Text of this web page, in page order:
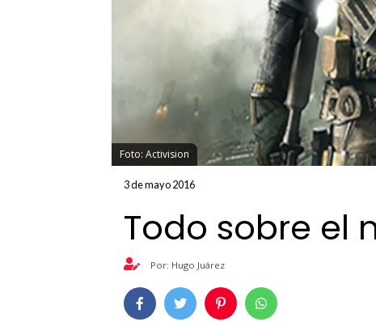
Foto: Activision
3 de mayo 2016
Todo sobre el
Por: Hugo Juárez